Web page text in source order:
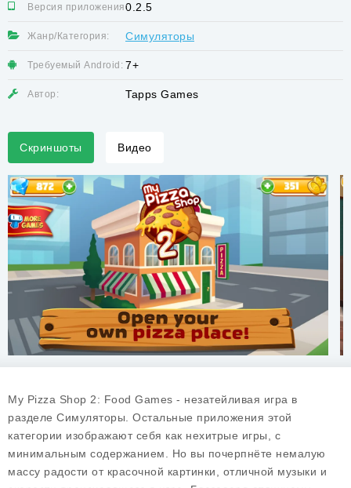
Версия приложения:0.2.5
Жанр/Категория: Симуляторы
Требуемый Android: 7+
Автор: Tapps Games
Скриншоты Видео
My Pizza Shop 2: Food Games - незатейливая игра в
разделе Симуляторы. Остальные приложения этой
категории изображают себя как нехитрые игры, с
минимальным содержанием. Но вы почерпнёте немалую
массу радости от красочной картинки, отличной музыки и